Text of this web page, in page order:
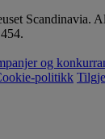
Scandinavia.
og
politikk